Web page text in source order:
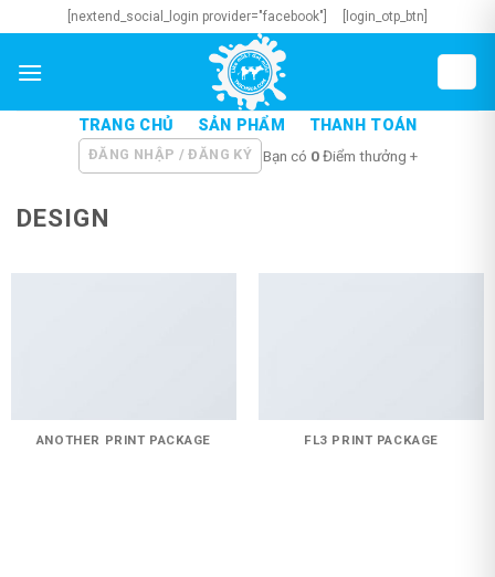
to
content
[nextend_social_login provider="facebook"] [login_otp_btn]
TRANG CHỦ SẢN PHẨM THANH TOÁN
ĐĂNG NHẬP / ĐĂNG KÝ Bạn có 0Điểm thưởng +
DESIGN
ANOTHER PRINT PACKAGE FL3 PRINT PACKAGE